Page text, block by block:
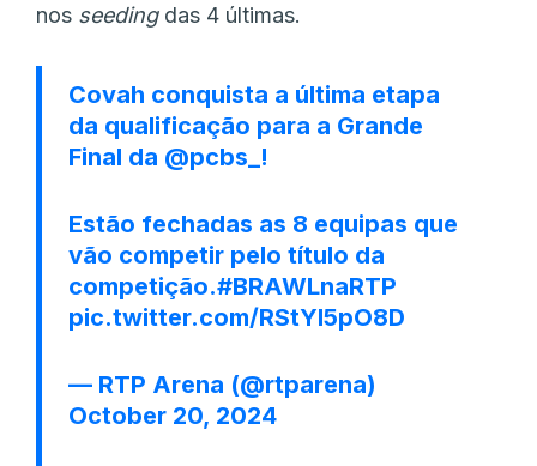
nos seedingdas 4 últimas.
Covah conquista a última etapa
da qualificação para a Grande
Final da @pcbs_ !
Estão fechadas as 8 equipas que
vão competir pelo título da
competição.#BRAWLnaRTP
pic.twitter.com/RStYl5pO8D
— RTP Arena (@rtparena)
October 20, 2024